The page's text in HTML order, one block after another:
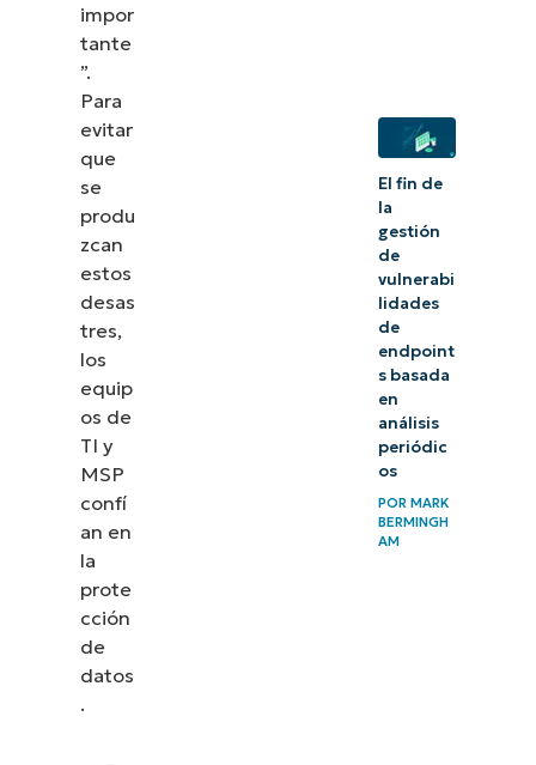
impor
tante
”.
Para
evitar
que
se
produ
zcan
estos
desas
tres,
los
equip
os de
TI y
MSP
confí
an en
la
prote
cción
de
datos
.
El fin de
la
gestión
de
vulnerabi
lidades
de
endpoint
s basada
en
análisis
periódic
os
PORMARK
BERMINGH
AM